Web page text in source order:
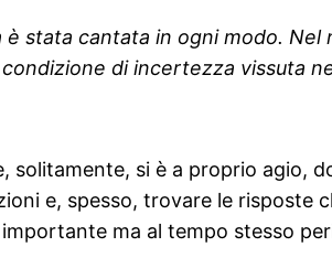
è stata cantata in ogni modo.
di incertezza vissuta
solitamente, si è a proprio agio,
e, spesso, trovare le risposte
ma al tempo stesso